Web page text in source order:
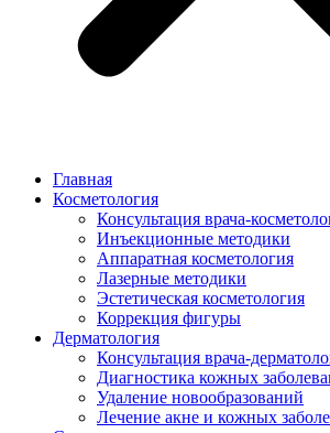
Главная
Косметология
Консультация врача-
Инъекционные методики
Аппаратная косметология
Лазерные методики
Эстетическая косметология
Коррекция фигуры
Дерматология
Консультация врача-
Диагностика кожных
Удаление новообразований
Лечение акне и кожных